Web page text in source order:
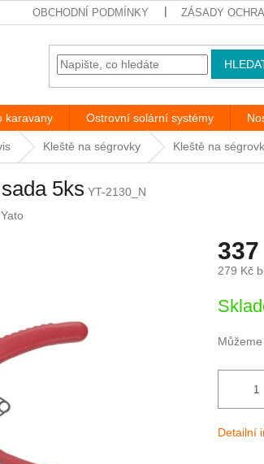
OBCHODNÍ PODMÍNKY ZÁSADY
karavany Ostrovní solární systémy
Kleště na ségrovky Kleště na
5ks YT-2130_N
Yato
279 Kč
cena:
Detailní